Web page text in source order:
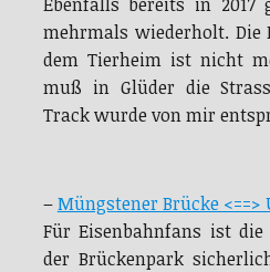
mehrmals wiederholt. Die
dem Tierheim ist nicht
muß in Glüder die
Track wurde von mir
–Müngstener Brücke <==>
Für Eisenbahnfans ist
der Brückenpark